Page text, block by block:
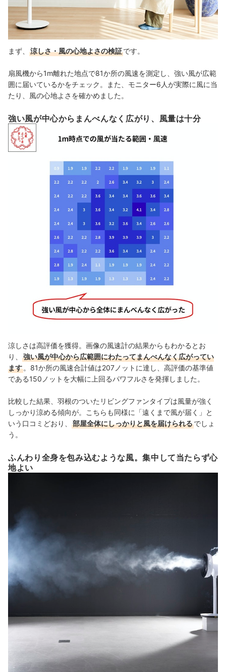
まず、 涼しさ・風の心地よさの検証です。
扇風機から1m離れた地点で81か所の風速を測定し、強い風が広範
囲に届いているかをチェック。また、モニター6人が実際に風に当
たり、風の心地よさを確かめました。
強い風が中心からまんべんなく広がり、風量は十分
涼しさは高評価を獲得。画像の風速計の結果からもわかるとお
り、
強い風が中心から広範囲にわたってまんべんなく広がってい
ます 。81か所の風速合計値は207ノットに達し、高評価の基準値
である150ノットを大幅に上回るパワフルさを発揮しました。
比較した結果、羽根のついたリビングファンタイプは風量が強く
しっかり涼める傾向が。こちらも同様に「遠くまで風が届く」と
いう口コミどおり、
部屋全体にしっかりと風を届けられるでしょ
う。
ふんわり全身を包み込むような風。集中して当たらず心
地よい